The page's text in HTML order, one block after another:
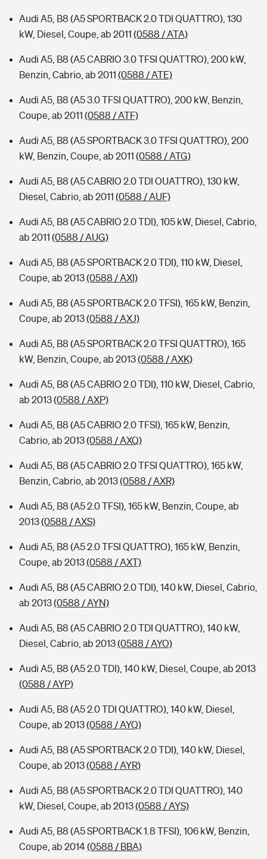
Audi A5, B8 (A5 SPORTBACK 2.0 TDI QUATTRO), 130
kW, Diesel, Coupe, ab 2011 (0588 / ATA)
Audi A5, B8 (A5 CABRIO 3.0 TFSI QUATTRO), 200 kW,
Benzin, Cabrio, ab 2011 (0588 / ATE)
Audi A5, B8 (A5 3.0 TFSI QUATTRO), 200 kW, Benzin,
Coupe, ab 2011 (0588 / ATF)
Audi A5, B8 (A5 SPORTBACK 3.0 TFSI QUATTRO), 200
kW, Benzin, Coupe, ab 2011 (0588 / ATG)
Audi A5, B8 (A5 CABRIO 2.0 TDI OUATTRO), 130 kW,
Diesel, Cabrio, ab 2011 (0588 / AUF)
Audi A5, B8 (A5 CABRIO 2.0 TDI), 105 kW, Diesel, Cabrio,
ab 2011 (0588 / AUG)
Audi A5, B8 (A5 SPORTBACK 2.0 TDI), 110 kW, Diesel,
Coupe, ab 2013(0588 / AXI)
Audi A5, B8 (A5 SPORTBACK 2.0 TFSI), 165 kW, Benzin,
Coupe, ab 2013(0588 / AXJ)
Audi A5, B8 (A5 SPORTBACK 2.0 TFSI QUATTRO), 165
kW, Benzin, Coupe, ab 2013(0588 / AXK)
Audi A5, B8 (A5 CABRIO 2.0 TDI), 110 kW, Diesel, Cabrio,
ab 2013(0588 / AXP)
Audi A5, B8 (A5 CABRIO 2.0 TFSI), 165 kW, Benzin,
Cabrio, ab 2013(0588 / AXQ)
Audi A5, B8 (A5 CABRIO 2.0 TFSI QUATTRO), 165 kW,
Benzin, Cabrio, ab 2013(0588 / AXR)
Audi A5, B8 (A5 2.0 TFSI), 165 kW, Benzin, Coupe, ab
2013(0588 / AXS)
Audi A5, B8 (A5 2.0 TFSI QUATTRO), 165 kW, Benzin,
Coupe, ab 2013(0588 / AXT)
Audi A5, B8 (A5 CABRIO 2.0 TDI), 140 kW, Diesel, Cabrio,
ab 2013(0588 / AYN)
Audi A5, B8 (A5 CABRIO 2.0 TDI QUATTRO), 140 kW,
Diesel, Cabrio, ab 2013(0588 / AYO)
Audi A5, B8 (A5 2.0 TDI), 140 kW, Diesel, Coupe, ab 2013
(0588 / AYP)
Audi A5, B8 (A5 2.0 TDI QUATTRO), 140 kW, Diesel,
Coupe, ab 2013(0588 / AYQ)
Audi A5, B8 (A5 SPORTBACK 2.0 TDI), 140 kW, Diesel,
Coupe, ab 2013(0588 / AYR)
Audi A5, B8 (A5 SPORTBACK 2.0 TDI QUATTRO), 140
kW, Diesel, Coupe, ab 2013(0588 / AYS)
Audi A5, B8 (A5 SPORTBACK 1.8 TFSI), 106 kW, Benzin,
Coupe, ab 2014(0588 / BBA)